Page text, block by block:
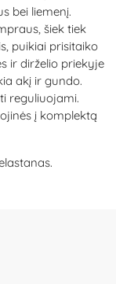
bei liemenį.
šiek tiek
puikiai prisitaiko
ir dirželio priekyje
akį ir gundo.
reguliuojami.
į komplektą